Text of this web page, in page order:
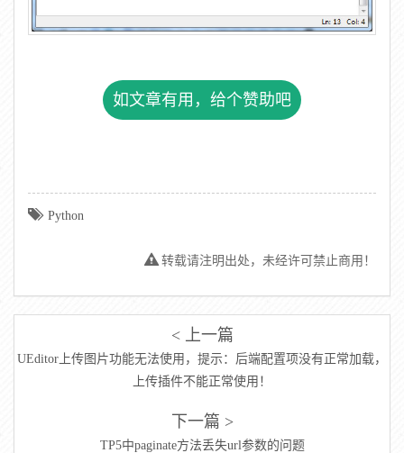
如文章有用，给个赞助吧
Python
转载请注明出处，未经许可禁止商用！
< 上一篇
UEditor上传图片功能无法使用，提示：后端配置项没有正常加载，
上传插件不能正常使用！
下一篇 >
TP5中paginate方法丢失url参数的问题